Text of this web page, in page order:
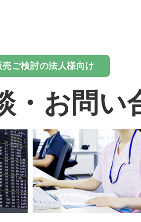
売ご検討の法人様向け
・お問い